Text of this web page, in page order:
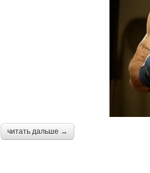
читать дальше →